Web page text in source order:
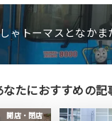
ゃトーマスとなかま
なたにおすすめの記
開店・閉店